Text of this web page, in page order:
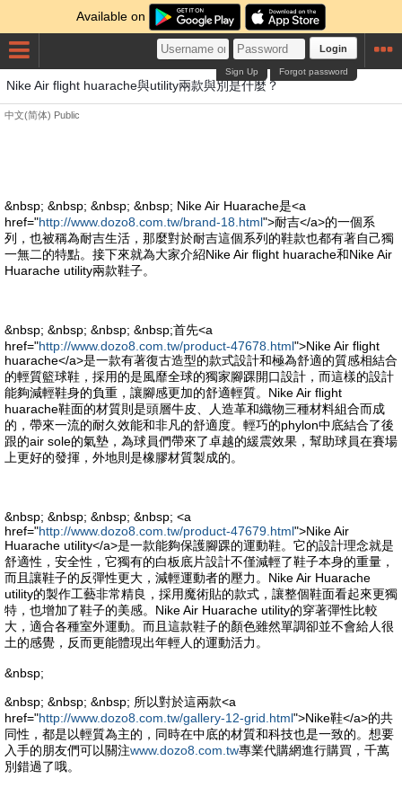
Available on
Login
Forgot password
Sign Up
Nike Air flight huarache與utility兩款與別是什麼？
中文(简体) Public
&nbsp; &nbsp; &nbsp; &nbsp; Nike Air Huarache是<a
href="http://www.dozo8.com.tw/brand-18.html">耐吉</a>的一個系
列，也被稱為耐吉生活，那麼對於耐吉這個系列的鞋款也都有著自己獨
一無二的特點。接下來就為大家介紹Nike Air flight huarache和Nike Air
Huarache utility兩款鞋子。
&nbsp; &nbsp; &nbsp; &nbsp;首先<a
href="http://www.dozo8.com.tw/product-47678.html">Nike Air flight
huarache</a>是一款有著復古造型的款式設計和極為舒適的質感相結合
的輕質籃球鞋，採用的是風靡全球的獨家腳踝開口設計，而這樣的設計
能夠減輕鞋身的負重，讓腳感更加的舒適輕質。Nike Air flight
huarache鞋面的材質則是頭層牛皮、人造革和織物三種材料組合而成
的，帶來一流的耐久效能和非凡的舒適度。輕巧的phylon中底結合了後
跟的air sole的氣墊，為球員們帶來了卓越的緩震效果，幫助球員在賽場
上更好的發揮，外地則是橡膠材質製成的。
&nbsp; &nbsp; &nbsp; &nbsp; <a
href="http://www.dozo8.com.tw/product-47679.html">Nike Air
Huarache utility</a>是一款能夠保護腳踝的運動鞋。它的設計理念就是
舒適性，安全性，它獨有的白板底片設計不僅減輕了鞋子本身的重量，
而且讓鞋子的反彈性更大，減輕運動者的壓力。Nike Air Huarache
utility的製作工藝非常精良，採用魔術貼的款式，讓整個鞋面看起來更獨
特，也增加了鞋子的美感。Nike Air Huarache utility的穿著彈性比較
大，適合各種室外運動。而且這款鞋子的顏色雖然單調卻並不會給人很
土的感覺，反而更能體現出年輕人的運動活力。
&nbsp;
&nbsp; &nbsp; &nbsp; 所以對於這兩款<a
href="http://www.dozo8.com.tw/gallery-12-grid.html">Nike鞋</a>的共
同性，都是以輕質為主的，同時在中底的材質和科技也是一致的。想要
入手的朋友們可以關注www.dozo8.com.tw專業代購網進行購買，千萬
別錯過了哦。